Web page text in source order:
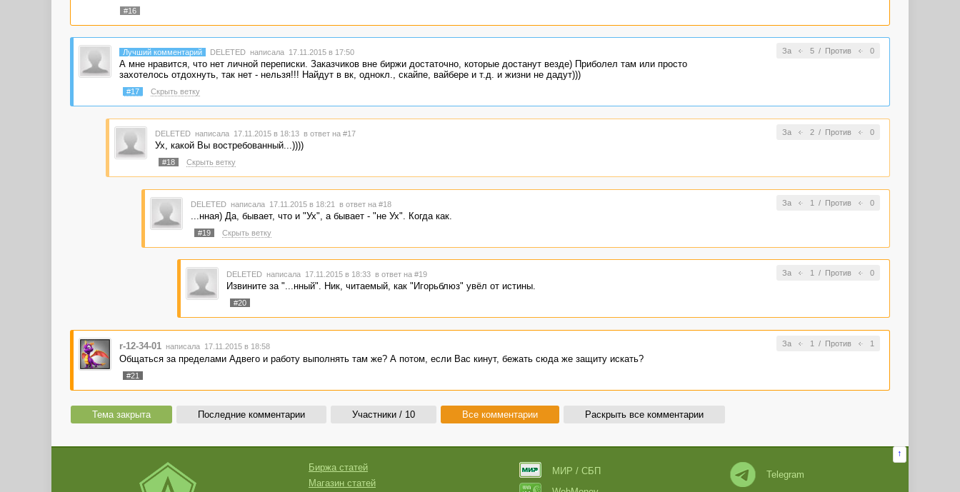
#16
За 5/ Против 0
Лучший комментарий DELETED написала 17.11.2015 в 17:50
А мне нравится, что нет личной переписки. Заказчиков вне биржи достаточно, которые достанут везде) Приболел там или просто
захотелось отдохнуть, так нет - нельзя!!! Найдут в вк, однокл., скайпе, вайбере и т.д. и жизни не дадут)))
#17 Скрыть ветку
За 2/ Против 0
DELETED написала 17.11.2015 в 18:13 в ответ на #17
Ух, какой Вы востребованный...))))
#18 Скрыть ветку
За 1 / Против 0
DELETED написала 17.11.2015 в 18:21 в ответ на #18
...нная) Да, бывает, что и "Ух", а бывает - "не Ух". Когда как.
#19 Скрыть ветку
За 1 / Против 0
DELETED написала 17.11.2015 в 18:33 в ответ на #19
Извините за "...нный". Ник, читаемый, как "Игорьблюз" увёл от истины.
#20
За 1 / Против 1
r-12-34-01 написала 17.11.2015 в 18:58
Общаться за пределами Адвего и работу выполнять там же? А потом, если Вас кинут, бежать сюда же защиту искать?
#21
Тема закрыта Последние комментарии Участники / 10 Все комментарии Раскрыть все комментарии
↑
Биржа статей
Магазин статей
МИР / СБП
Telegram